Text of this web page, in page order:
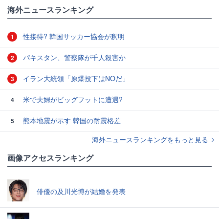
海外ニュースランキング
1 性接待? 韓国サッカー協会が釈明
2 パキスタン、警察隊が千人殺害か
3 イラン大統領「原爆投下はNOだ」
4 米で夫婦がビッグフットに遭遇?
5
熊本地震が示す 韓国の耐震格差
海外ニュースランキングをもっと見る
画像アクセスランキング
俳優の及川光博が結婚を発表